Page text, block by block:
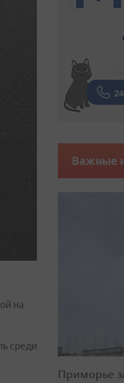
на
среди
Важные
Приморье